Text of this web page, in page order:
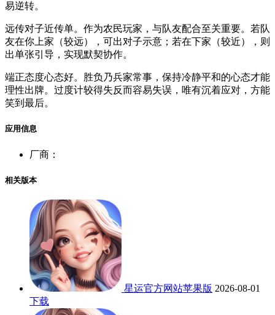
易逆转。
远传对子近传单。作为农民玩家，与队友配合至关重要。若队
友在你上家（较远），可出对子示意；若在下家（较近），则
出单张引导，实现默契协作。
端正态度心态好。胜负乃兵家常事，保持冷静平和的心态才能
理性出牌。过度计较得失反而容易失误，唯有沉着应对，方能
笑到最后。
应用信息
厂商：
相关版本
星运官方网站苹果版 2026-08-01
下载